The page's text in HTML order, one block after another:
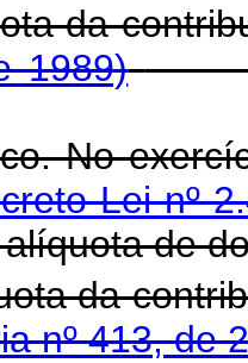
da
1989)
No
Lei nº
de
da
nº 413, de